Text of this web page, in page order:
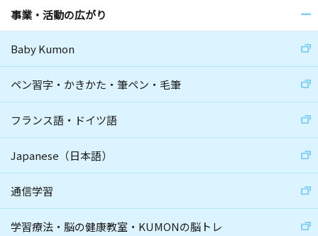
事業・活動の広がり
Baby Kumon
ペン習字・かきかた・筆ペン・毛筆
フランス語・ドイツ語
Japanese（日本語）
通信学習
学習療法・脳の健康教室・KUMONの脳トレ